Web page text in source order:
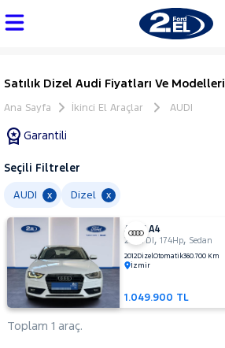
Satılık Dizel Audi Fiyatları Ve Modelleri
Ana Sayfa İkinci El Araçlar AUDI
Garantili
Tüm
Araçlar
AUDI
A4
Q3
Seçili Filtreler
AUDI x Dizel x
AUDI A4
2.0 TDI ,174Hp, Sedan
2012DizelOtomatik360.700 Km
İzmir
1.049.900 TL
Toplam 1 araç.